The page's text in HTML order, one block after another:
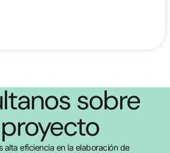
sobre
alta eficiencia en la elaboración de